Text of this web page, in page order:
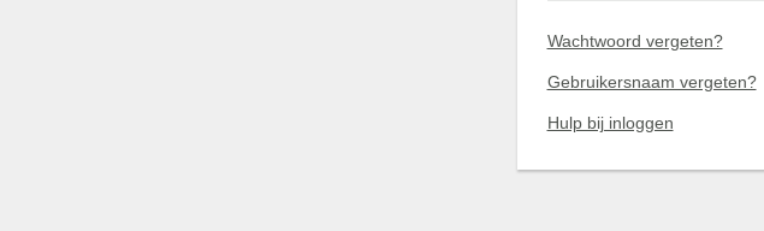
Wachtwoord vergeten?
Gebruikersnaam vergeten?
Hulp bij inloggen